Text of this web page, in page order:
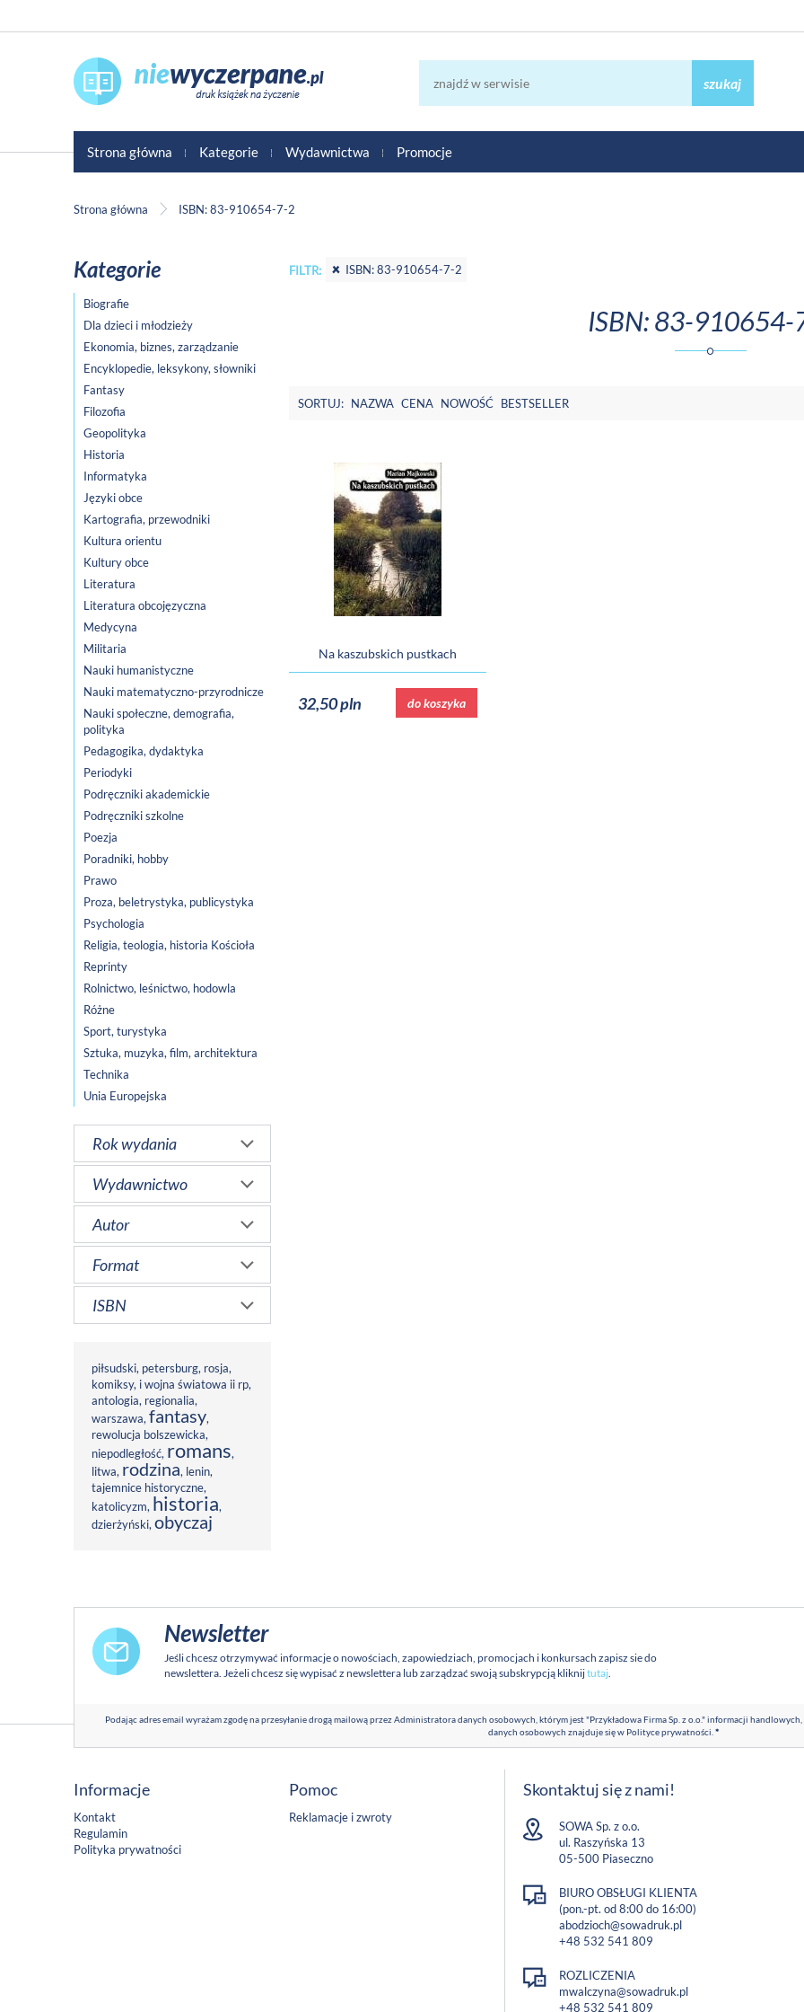
szukaj
Strona główna Kategorie Wydawnictwa Promocje
Strona główna ISBN: 83-910654-7-2
Kategorie
Biografie
Dla dzieci i młodzieży
Ekonomia, biznes, zarządzanie
Encyklopedie, leksykony, słowniki
Fantasy
Filozofia
Geopolityka
Historia
Informatyka
Języki obce
Kartografia, przewodniki
Kultura orientu
Kultury obce
Literatura
Literatura obcojęzyczna
Medycyna
Militaria
Nauki humanistyczne
Nauki matematyczno-przyrodnicze
Nauki społeczne, demografia,
polityka
Pedagogika, dydaktyka
Periodyki
Podręczniki akademickie
Podręczniki szkolne
Poezja
Poradniki, hobby
Prawo
Proza, beletrystyka, publicystyka
Psychologia
Religia, teologia, historia Kościoła
Reprinty
Rolnictwo, leśnictwo, hodowla
Różne
Sport, turystyka
Sztuka, muzyka, film, architektura
Technika
Unia Europejska
Rok wydania
Wydawnictwo
Autor
Format
ISBN
piłsudski, petersburg, rosja,
komiksy, i wojna światowa ii rp,
antologia, regionalia,
warszawa,fantasy,
rewolucja bolszewicka,
niepodległość, romans,
litwa, rodzina, lenin,
tajemnice historyczne,
katolicyzm, historia,
dzierżyński,obyczaj
FILTR: ISBN: 83-910654-7-2
ISBN: 83-910654-
SORTUJ: NAZWA CENA NOWOŚĆ BESTSELLER
Na kaszubskich pustkach
32,50 pln do koszyka
Newsletter
Jeśli chcesz otrzymywać informacje o nowościach, zapowiedziach, promocjach i konkursach zapisz sie do
newslettera. Jeżeli chcesz się wypisać z newslettera lub zarządzać swoją subskrypcją kliknijtutaj.
Podając adres email wyrażam zgodę na przesyłanie drogą mailową przez Administratora danych osobowych, którym jest "Przykładowa Firma Sp. z o.o." informacji
danych osobowych znajduje się w Polityce prywatności.*
Informacje
Kontakt
Regulamin
Polityka prywatności
Pomoc
Reklamacje i zwroty
Skontaktuj się z nami!
SOWA Sp. z o.o.
ul. Raszyńska 13
05-500 Piaseczno
BIURO OBSŁUGI KLIENTA
(pon.-pt. od 8:00 do 16:00)
abodzioch@sowadruk.pl
+48 532 541 809
ROZLICZENIA
mwalczyna@sowadruk.pl
+48 532 541 809